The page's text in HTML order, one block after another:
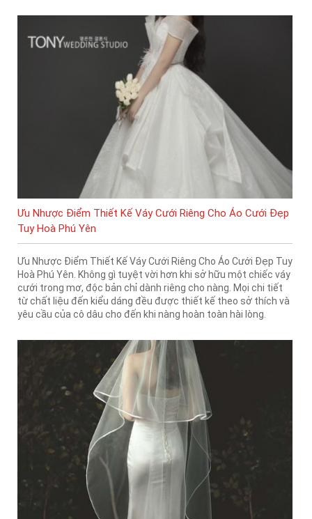
Ưu Nhược Điểm Thiết Kế Váy Cưới Riêng Cho Áo Cưới Đẹp
Tuy Hoà Phú Yên
Ưu Nhược Điểm Thiết Kế Váy Cưới Riêng Cho Áo Cưới Đẹp Tuy
Hoà Phú Yên. Không gì tuyệt vời hơn khi sở hữu một chiếc váy
cưới trong mơ, độc bản chỉ dành riêng cho nàng. Mọi chi tiết
từ chất liệu đến kiểu dáng đều được thiết kế theo sở thích và
yêu cầu của cô dâu cho đến khi nàng hoàn toàn hài lòng.